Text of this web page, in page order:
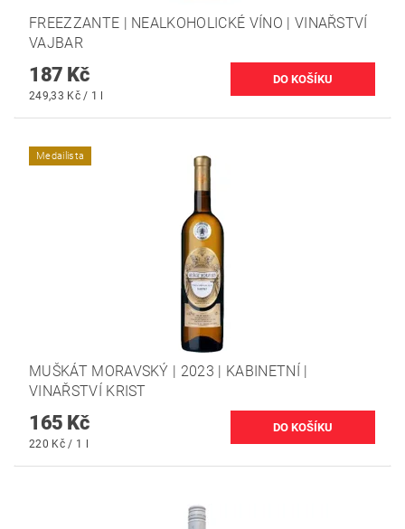
FREEZZANTE | NEALKOHOLICKÉ VÍNO | VINAŘSTVÍ
VAJBAR
187 Kč
249,33 Kč / 1 l
Medailista
MUŠKÁT MORAVSKÝ | 2023 | KABINETNÍ |
VINAŘSTVÍ KRIST
165 Kč
220 Kč / 1 l